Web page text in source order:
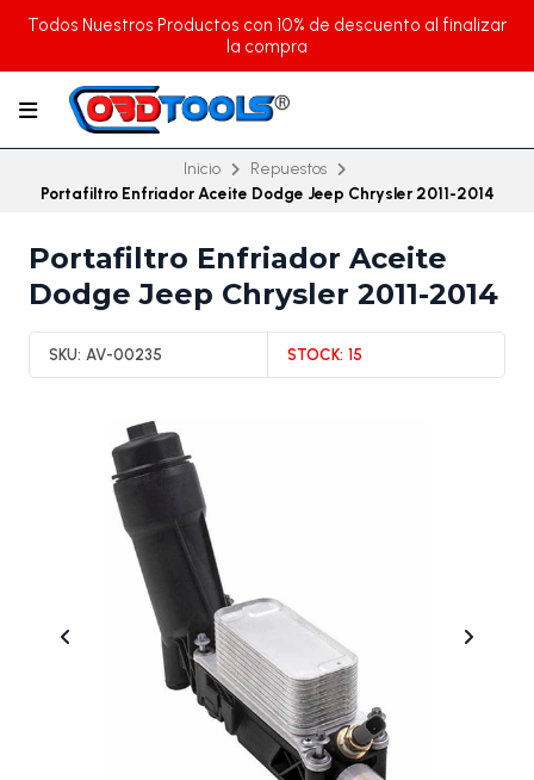
Todos Nuestros Productos con 10% de descuento al finalizar
la compra
Inicio
Repuestos
Portafiltro Enfriador Aceite Dodge Jeep Chrysler 2011-2014
Portafiltro Enfriador Aceite
Dodge Jeep Chrysler 2011-2014
SKU: AV-00235 STOCK: 15